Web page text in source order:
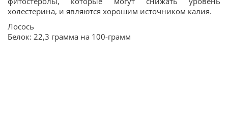
холестерина, и являются хорошим источником калия.
Лосось
Белок: 22,3 грамма на 100-грамм